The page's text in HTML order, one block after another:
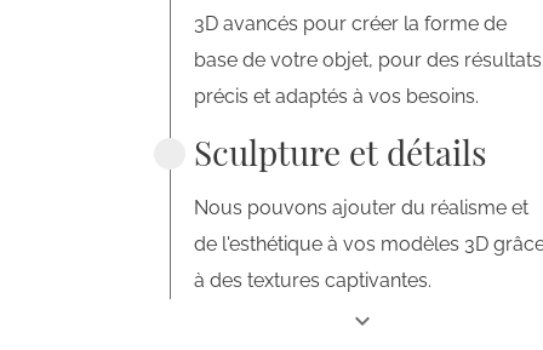
expand_more
3D avancés pour créer la forme de
base de votre objet, pour des résultats
précis et adaptés à vos besoins.
Sculpture et détails
Nous pouvons ajouter du réalisme et
de l'esthétique à vos modèles 3D
à des textures captivantes.